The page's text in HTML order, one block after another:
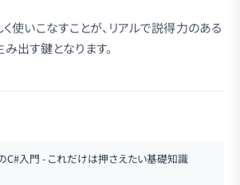
使いこなすことが、リアルで説得力のある
出す鍵となります。
入門 - これだけは押さえたい基礎知識